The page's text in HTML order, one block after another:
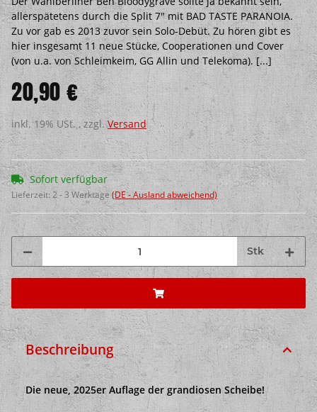
allerspätetens durch die Split 7" mit BAD TASTE PARANOIA.
Zu vor gab es 2013 zuvor sein Solo-Debüt. Zu hören gibt es
hier insgesamt 11 neue Stücke, Cooperationen und Cover
(von u.a. von Schleimkeim, GG Allin und Telekoma). [...]
20,90 €
inkl. 19% USt. , zzgl.Versand
Sofort verfügbar
Lieferzeit: 2 - 3 Werktage (DE - Ausland abweichend)
Stk
Beschreibung
Die neue, 2025er Auflage der grandiosen Scheibe!